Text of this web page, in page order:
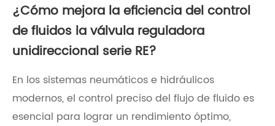
¿Cómo mejora la eficiencia del control
de fluidos la válvula reguladora
unidireccional serie RE?
En los sistemas neumáticos e hidráulicos
modernos, el control preciso del flujo de fluido es
esencial para lograr un rendimiento óptimo,